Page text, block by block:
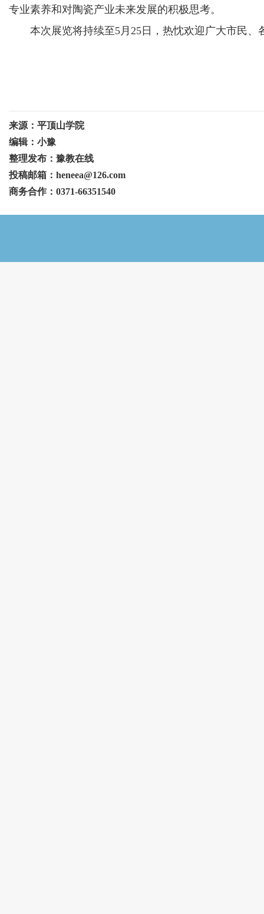
专业素养和对陶瓷产业未来发展的积极思考。
本次展览将持续至5月25日，热忱欢迎广大市民
来源：平顶山学院
编辑：小豫
整理发布：豫教在线
投稿邮箱：heneea@126.com
商务合作：0371-66351540